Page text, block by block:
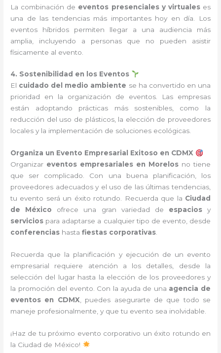
La combinación de eventos presenciales y virtualeses
una de las tendencias más importantes hoy en día. Los
eventos híbridos permiten llegar a una audiencia más
amplia, incluyendo a personas que no pueden asistir
físicamente al evento.
4. Sostenibilidad en los Eventos
El cuidado del medio ambiente se ha convertido en una
prioridad en la organización de eventos. Las empresas
están adoptando prácticas más sostenibles, como la
reducción del uso de plásticos, la elección de proveedores
locales y la implementación de soluciones ecológicas.
Organiza un Evento Empresarial Exitoso en CDMX
Organizar eventos empresariales en Morelosno tiene
que ser complicado. Con una buena planificación, los
proveedores adecuados y el uso de las últimas tendencias,
tu evento será un éxito rotundo. Recuerda que la Ciudad
de México ofrece una gran variedad de espaciosy
servicios para adaptarse a cualquier tipo de evento, desde
conferencias hastafiestas corporativas.
Recuerda que la planificación y ejecución de un evento
empresarial requiere atención a los detalles, desde la
selección del lugar hasta la elección de los proveedores y
la promoción del evento. Con la ayuda de una agencia de
eventos en CDMX , puedes asegurarte de que todo se
maneje profesionalmente, y que tu evento sea inolvidable.
¡Haz de tu próximo evento corporativo un éxito rotundo en
la Ciudad de México!